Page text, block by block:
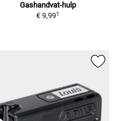
Gashandvat-hulp
€ 9,991